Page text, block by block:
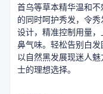
首乌等草本精华温和
的同时呵护秀发，令
设计，精准控制用量，
鼻气味。轻松告别白发
以自然黑发展现迷人
士的理想选择。